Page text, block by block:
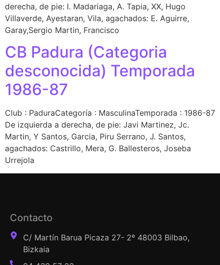
derecha, de pie: I. Madariaga, A. Tapia, XX, Hugo
Villaverde, Ayestaran, Vila, agachados: E. Aguirre,
Garay,Sergio Martin, Francisco
CB Padura (Categoria
desconocida) Temporada
1986-87
Club : PaduraCategoría : MasculinaTemporada : 1986-87
De izquierda a derecha, de pie: Javi Martinez, Jc.
Martin, Y Santos, Garcia, Piru Serrano, J. Santos,
agachados: Castrillo, Mera, G. Ballesteros, Joseba
Urrejola
Contacto
C/ Martín Barua Picaza 27- 2º 48003 Bilbao,
Bizkaia